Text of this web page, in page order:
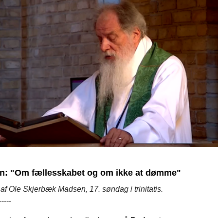
"Om fællesskabet og om ikke at dømme"
Ole Skjerbæk Madsen, 17. søndag i trinitatis.